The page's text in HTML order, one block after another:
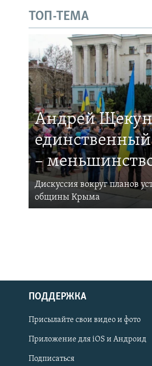
Українською
Qırımtatar
ПРИСОЕДИНЯЙТЕСЬ!
ТОП-ТЕМА
Андрей
–
Дискуссия вокруг планов
общины Крыма
ПОДДЕРЖКА
Присылайте свои видео и фото
Приложение для iOS и Андроид
Подписаться